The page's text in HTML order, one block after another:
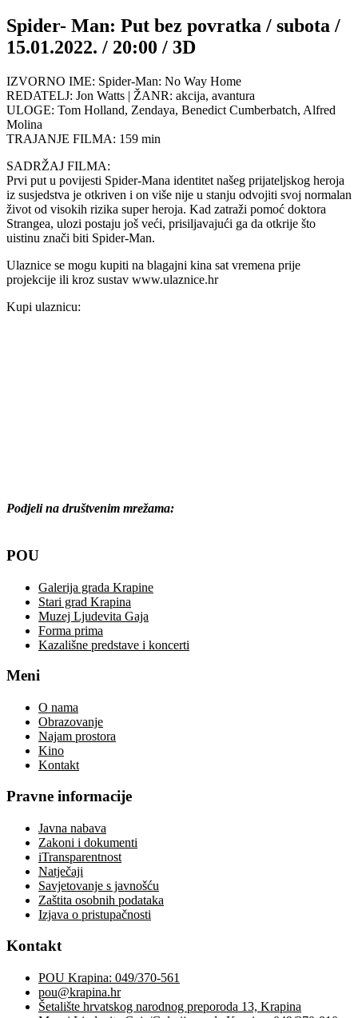
Spider- Man: Put bez povratka / subota /
15.01.2022. / 20:00 / 3D
IZVORNO IME: Spider-Man: No Way Home
REDATELJ: Jon Watts | ŽANR: akcija, avantura
ULOGE: Tom Holland, Zendaya, Benedict Cumberbatch, Alfred
Molina
TRAJANJE FILMA: 159 min
SADRŽAJ FILMA:
Prvi put u povijesti Spider-Mana identitet našeg prijateljskog heroja
iz susjedstva je otkriven i on više nije u stanju odvojiti svoj normalan
život od visokih rizika super heroja. Kad zatraži pomoć doktora
Strangea, ulozi postaju još veći, prisiljavajući ga da otkrije što
uistinu znači biti Spider-Man.
Ulaznice se mogu kupiti na blagajni kina sat vremena prije
projekcije ili kroz sustav www.ulaznice.hr
Kupi ulaznicu:
Podjeli na društvenim mrežama:
POU
Galerija grada Krapine
Stari grad Krapina
Muzej Ljudevita Gaja
Forma prima
Kazališne predstave i koncerti
Meni
O nama
Obrazovanje
Najam prostora
Kino
Kontakt
Pravne informacije
Javna nabava
Zakoni i dokumenti
iTransparentnost
Natječaji
Savjetovanje s javnošću
Zaštita osobnih podataka
Izjava o pristupačnosti
Kontakt
POU Krapina: 049/370-561
pou@krapina.hr
Šetalište hrvatskog narodnog preporoda 13, Krapina